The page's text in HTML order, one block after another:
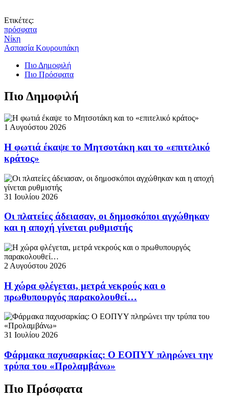
Ετικέτες:
πρόσφατα
Νίκη
Ασπασία Κουρουπάκη
Πιο Δημοφιλή
Πιο Πρόσφατα
Πιο Δημοφιλή
1 Αυγούστου 2026
Η φωτιά έκαψε το Μητσοτάκη και το «επιτελικό
κράτος»
31 Ιουλίου 2026
Οι πλατείες άδειασαν, οι δημοσκόποι αγχώθηκαν
και η αποχή γίνεται ρυθμιστής
2 Αυγούστου 2026
Η χώρα φλέγεται, μετρά νεκρούς και ο
πρωθυπουργός παρακολουθεί…
31 Ιουλίου 2026
Φάρμακα παχυσαρκίας: Ο ΕΟΠΥΥ πληρώνει την
τρύπα του «Προλαμβάνω»
Πιο Πρόσφατα